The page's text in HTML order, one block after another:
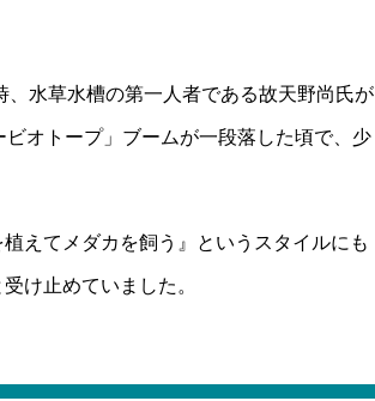
水草水槽の第一人者である故天野尚氏が
オトープ」ブームが一段落した頃で、少
えてメダカを飼う』というスタイルにも
け止めていました。